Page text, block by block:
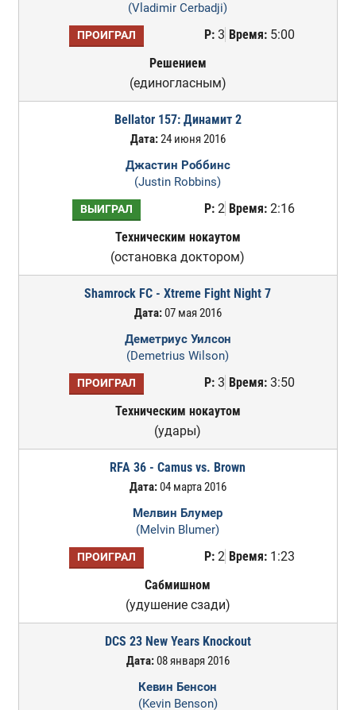
(Vladimir Cerbadji)
ПРОИГРАЛ Р:3 Время:5:00
Решением
(единогласным)
Bellator 157: Динамит 2
Дата:24 июня 2016
Джастин Роббинс
(Justin Robbins)
ВЫИГРАЛ Р:2 Время:2:16
Техническим нокаутом
(остановка доктором)
Shamrock FC - Xtreme Fight Night 7
Дата:07 мая 2016
Деметриус Уилсон
(Demetrius Wilson)
ПРОИГРАЛ Р:3 Время:3:50
Техническим нокаутом
(удары)
RFA 36 - Camus vs. Brown
Дата:04 марта 2016
Мелвин Блумер
(Melvin Blumer)
ПРОИГРАЛ Р:2 Время:1:23
Сабмишном
(удушение сзади)
DCS 23 New Years Knockout
Дата:08 января 2016
Кевин Бенсон
(Kevin Benson)